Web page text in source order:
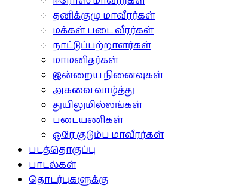
தனிக்குழு மாவீரர்கள்
மக்கள் படை வீரர்கள்
நாட்டுப்பற்றாளர்கள்
மாமனிதர்கள்
இன்றைய நினைவுகள்
அகவை வாழ்த்து
துயிலுமில்லங்கள்
படையணிகள்
ஒரே குடும்ப மாவீரர்கள்
படத்தொகுப்பு
பாடல்கள்
தொடர்புகளுக்கு